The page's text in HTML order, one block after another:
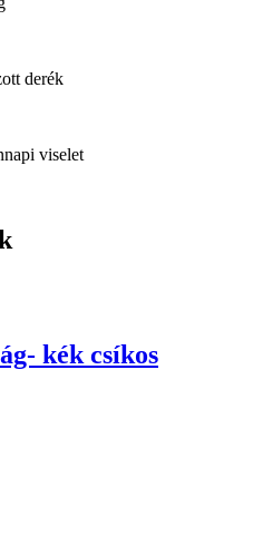
derék
viselet
kék csíkos